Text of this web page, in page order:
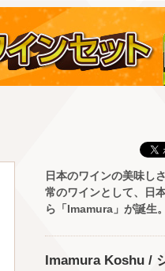
日本のワインの美味し
常のワインとして、日
ら「Imamura」が誕生。
Imamura Koshu /